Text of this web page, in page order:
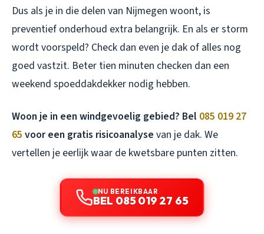
Dus als je in die delen van Nijmegen woont, is
preventief onderhoud extra belangrijk. En als er storm
wordt voorspeld? Check dan even je dak of alles nog
goed vastzit. Beter tien minuten checken dan een
weekend spoeddakdekker nodig hebben.
Woon je in een windgevoelig gebied? Bel 085 019 27
65 voor een gratis risicoanalyse van je dak. We
vertellen je eerlijk waar de kwetsbare punten zitten.
NU BEREIKBAAR
BEL 085 019 27 65